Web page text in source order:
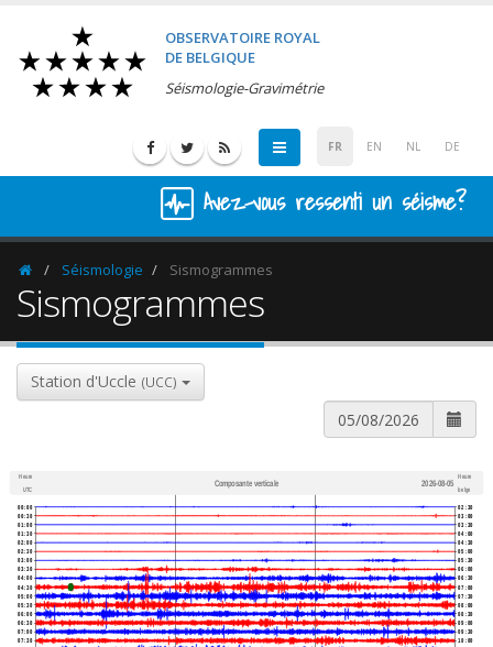
OBSERVATOIRE ROYAL
DE BELGIQUE
Séismologie-Gravimétrie
FR EN NL DE
Avez-vous ressenti un séisme?
HomepageSéismologie Sismogrammes
Sismogrammes
Station d'Uccle (UCC)
Heure
UTC
Composante verticale 2026-08-05
Heure
belge
00:00
00:30
01:00
01:30
02:00
02:30
03:00
03:30
04:00
04:30
05:00
05:30
06:00
06:30
07:00
07:30
02:30
03:00
03:30
04:00
04:30
05:00
05:30
06:00
06:30
07:00
07:30
08:00
08:30
09:00
09:30
10:00